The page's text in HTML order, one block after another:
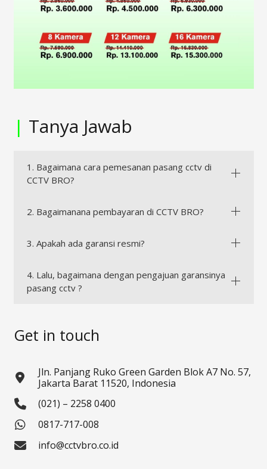
| Tanya Jawab
1. Bagaimana cara pemesanan pasang cctv di
CCTV BRO?
2. Bagaimanana pembayaran di CCTV BRO?
3. Apakah ada garansi resmi?
4. Lalu, bagaimana dengan pengajuan garansinya
pasang cctv ?
Get in touch
Jln. Panjang Ruko Green Garden Blok A7 No. 57,
Jakarta Barat 11520, Indonesia
(021) – 2258 0400
0817-717-008
info@cctvbro.co.id